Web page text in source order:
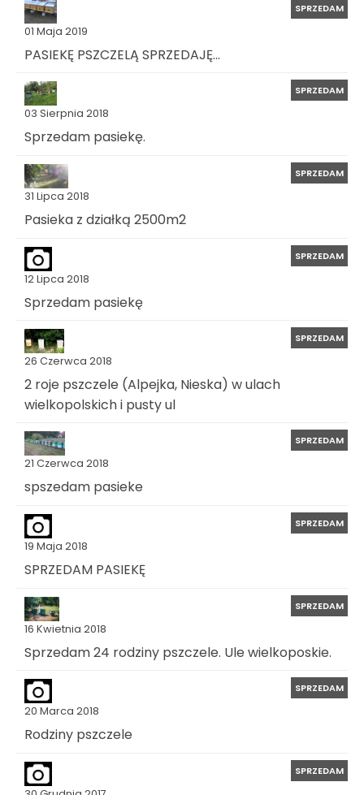
01 Maja 2019
SPRZEDAM
PASIEKĘ PSZCZELĄ SPRZEDAJĘ...
03 Sierpnia 2018
SPRZEDAM
Sprzedam pasiekę.
31 Lipca 2018
SPRZEDAM
Pasieka z działką 2500m2
12 Lipca 2018
SPRZEDAM
Sprzedam pasiekę
26 Czerwca 2018
SPRZEDAM
2 roje pszczele (Alpejka, Nieska) w ulach
wielkopolskich i pusty ul
21 Czerwca 2018
SPRZEDAM
spszedam pasieke
19 Maja 2018
SPRZEDAM
SPRZEDAM PASIEKĘ
16 Kwietnia 2018
SPRZEDAM
Sprzedam 24 rodziny pszczele. Ule wielkoposkie.
20 Marca 2018
SPRZEDAM
Rodziny pszczele
SPRZEDAM